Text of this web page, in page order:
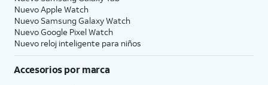
Nuevo Apple Watch
Nuevo Samsung Galaxy Watch
Nuevo Google Pixel Watch
Nuevo reloj inteligente para niños
Accesorios por marca